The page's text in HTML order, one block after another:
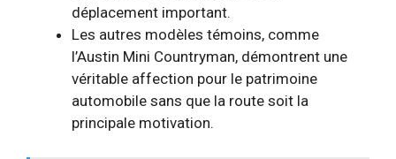
déplacement important.
Les autres modèles témoins, comme
l’Austin Mini Countryman, démontrent une
véritable affection pour le patrimoine
automobile sans que la route soit la
principale motivation.